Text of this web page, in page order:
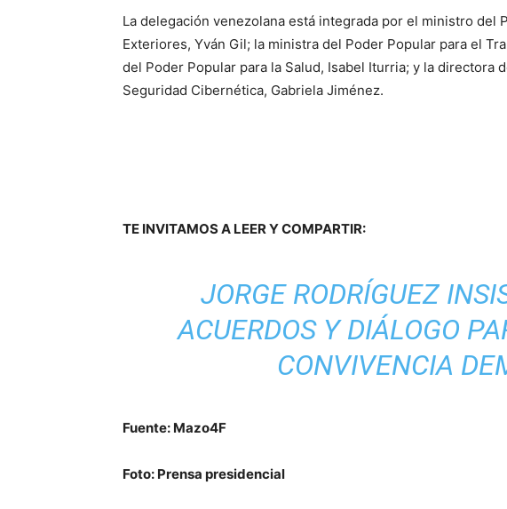
La delegación venezolana está integrada por el ministro del
Exteriores, Yván Gil; la ministra del Poder Popular para el
del Poder Popular para la Salud, Isabel Iturria; y la directora
Seguridad Cibernética, Gabriela Jiménez.
TE INVITAMOS A LEER Y COMPARTIR:
JORGE RODRÍGUEZ
ACUERDOS Y DIÁLOGO
CONVIVENCIA
Fuente: Mazo4F
Foto: Prensa presidencial